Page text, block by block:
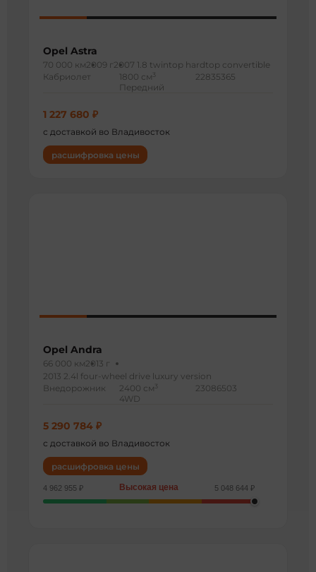
Opel Astra
70 000 км2009 г 2007 1.8 twintop hardtop convertible
Кабриолет
1800 см 3
Передний
22835365
1 227 680 ₽
с доставкой во Владивосток
расшифровка цены
Opel Andra
66 000 км2013 г
2013 2.4l four-wheel drive luxury version
Внедорожник
2400 см 3
4WD
23086503
5 290 784 ₽
с доставкой во Владивосток
расшифровка цены
4 962 955 ₽ Высокая цена 5 048 644 ₽